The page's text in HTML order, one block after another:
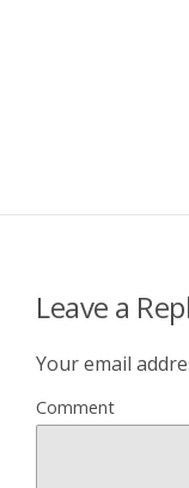
Leave a
Your email
Comment